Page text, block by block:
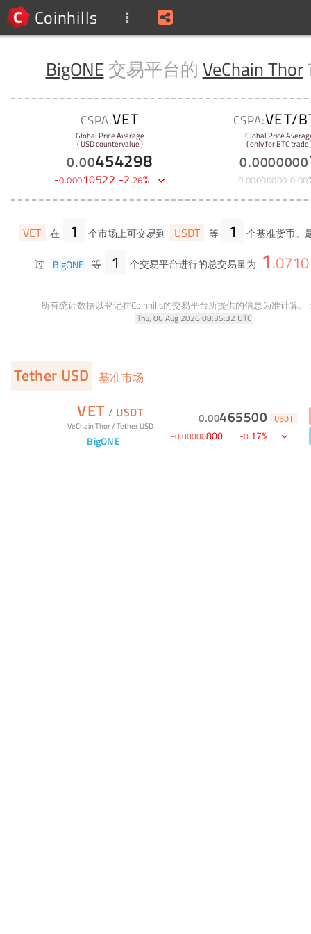
Coinhills
BigONE交易平台的 VeChain Thor
CSPA:VET
Global Price Average
( USD countervalue )
0.00454298
-0.00010522 -2.26%
CSPA:VET/
Global Price
( only for BTC trade
0.0000000
0.00000000 0.00
VET 在 1 个市场上可交易到 USDT 等 1 个基准货币。
过 BigONE 等 1 个交易平台进行的总交易量为 1.0710
所有统计数据以登记在Coinhills的交易平台所提供的信息为准计算。
Thu, 06 Aug 2026 08:35:32 UTC
Tether USD 基准市场
VET / USDT
VeChain Thor/Tether USD
BigONE
0.00465500 USDT
-0.00000800 -0.17%